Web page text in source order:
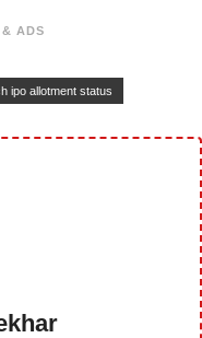
ADS
ipo allotment status